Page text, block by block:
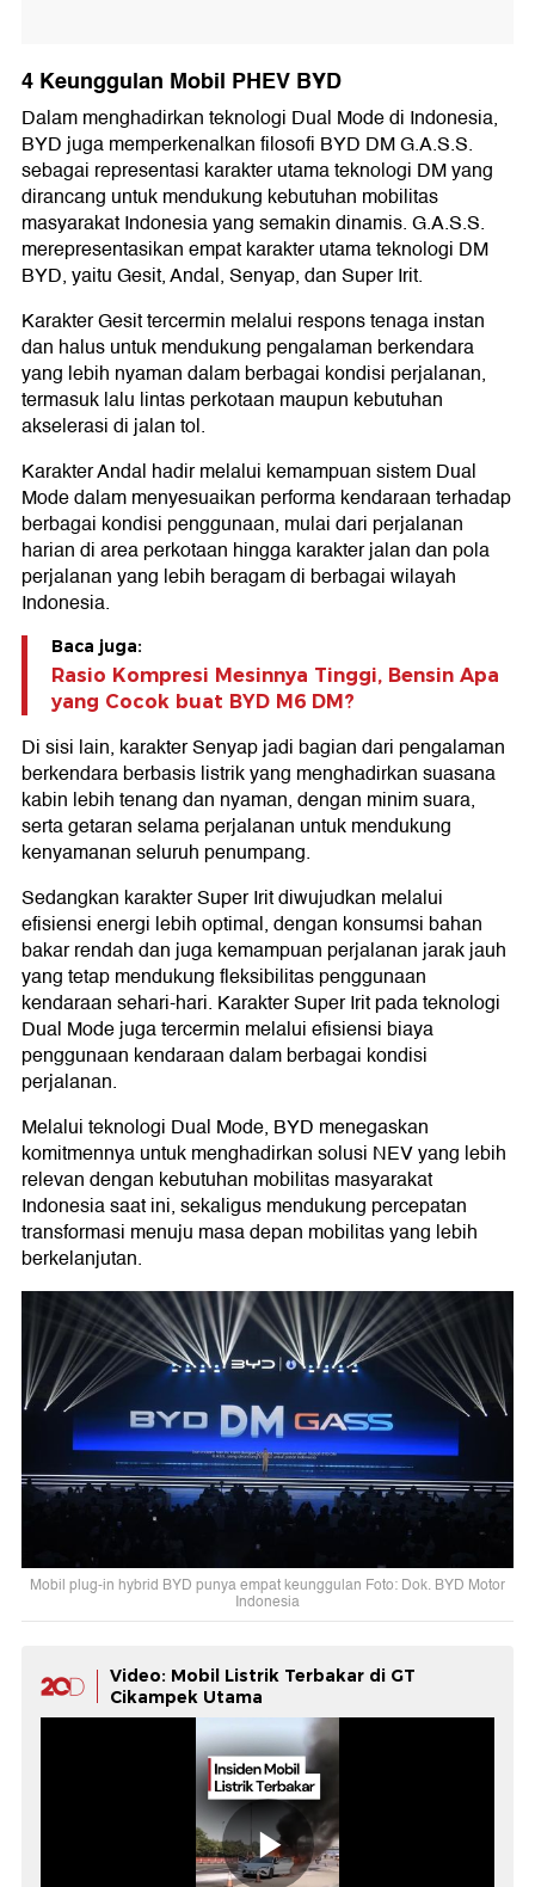
4 Keunggulan Mobil PHEV BYD
Dalam menghadirkan teknologi Dual Mode di Indonesia,
BYD juga memperkenalkan filosofi BYD DM G.A.S.S.
sebagai representasi karakter utama teknologi DM yang
dirancang untuk mendukung kebutuhan mobilitas
masyarakat Indonesia yang semakin dinamis. G.A.S.S.
merepresentasikan empat karakter utama teknologi DM
BYD, yaitu Gesit, Andal, Senyap, dan Super Irit.
Karakter Gesit tercermin melalui respons tenaga instan
dan halus untuk mendukung pengalaman berkendara
yang lebih nyaman dalam berbagai kondisi perjalanan,
termasuk lalu lintas perkotaan maupun kebutuhan
akselerasi di jalan tol.
Karakter Andal hadir melalui kemampuan sistem Dual
Mode dalam menyesuaikan performa kendaraan terhadap
berbagai kondisi penggunaan, mulai dari perjalanan
harian di area perkotaan hingga karakter jalan dan pola
perjalanan yang lebih beragam di berbagai wilayah
Indonesia.
Baca juga:
Rasio Kompresi Mesinnya Tinggi, Bensin Apa
yang Cocok buat BYD M6 DM?
Di sisi lain, karakter Senyap jadi bagian dari pengalaman
berkendara berbasis listrik yang menghadirkan suasana
kabin lebih tenang dan nyaman, dengan minim suara,
serta getaran selama perjalanan untuk mendukung
kenyamanan seluruh penumpang.
Sedangkan karakter Super Irit diwujudkan melalui
efisiensi energi lebih optimal, dengan konsumsi bahan
bakar rendah dan juga kemampuan perjalanan jarak jauh
yang tetap mendukung fleksibilitas penggunaan
kendaraan sehari-hari. Karakter Super Irit pada teknologi
Dual Mode juga tercermin melalui efisiensi biaya
penggunaan kendaraan dalam berbagai kondisi
perjalanan.
Melalui teknologi Dual Mode, BYD menegaskan
komitmennya untuk menghadirkan solusi NEV yang lebih
relevan dengan kebutuhan mobilitas masyarakat
Indonesia saat ini, sekaligus mendukung percepatan
transformasi menuju masa depan mobilitas yang lebih
berkelanjutan.
Mobil plug-in hybrid BYD punya empat keunggulan Foto: Dok. BYD Motor
Indonesia
Video: Mobil Listrik Terbakar di GT
Cikampek Utama